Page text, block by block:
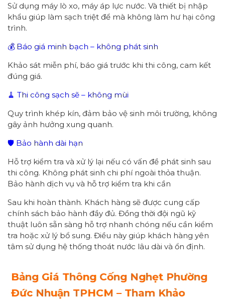
Sử dụng máy lò xo, máy áp lực nước. Và thiết bị nhập
khẩu giúp làm sạch triệt để mà không làm hư hại công
trình.
💰 Báo giá minh bạch – không phát sinh
Khảo sát miễn phí, báo giá trước khi thi công, cam kết
đúng giá.
🧹 Thi công sạch sẽ – không mùi
Quy trình khép kín, đảm bảo vệ sinh môi trường, không
gây ảnh hưởng xung quanh.
🛡 Bảo hành dài hạn
Hỗ trợ kiểm tra và xử lý lại nếu có vấn đề phát sinh sau
thi công. Không phát sinh chi phí ngoài thỏa thuận.
Bảo hành dịch vụ và hỗ trợ kiểm tra khi cần
Sau khi hoàn thành. Khách hàng sẽ được cung cấp
chính sách bảo hành đầy đủ. Đồng thời đội ngũ kỹ
thuật luôn sẵn sàng hỗ trợ nhanh chóng nếu cần kiểm
tra hoặc xử lý bổ sung. Điều này giúp khách hàng yên
tâm sử dụng hệ thống thoát nước lâu dài và ổn định.
Bảng Giá Thông Cống Nghẹt Phường
Đức Nhuận TPHCM – Tham Khảo